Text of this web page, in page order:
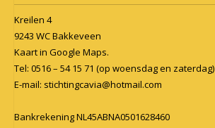
Kreilen 4
9243 WC Bakkeveen
Kaart in Google Maps.
Tel: 0516 – 54 15 71 (op woensdag en zaterdag)
E-mail: stichtingcavia@hotmail.com
Bankrekening NL45ABNA0501628460